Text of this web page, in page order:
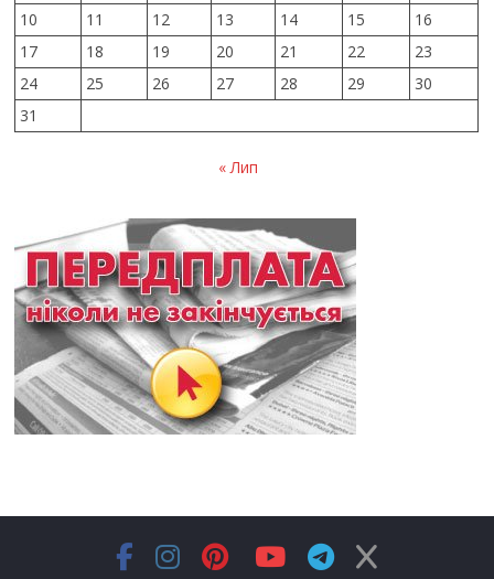
10
11 12 13 14 15
16
17
18 19 20 21 22
23
24
25 26 27 28 29
30
31
« Лип